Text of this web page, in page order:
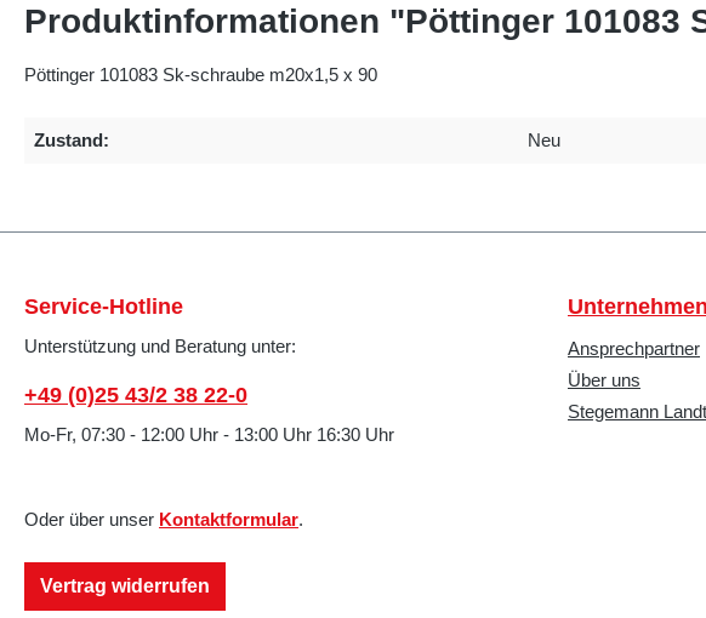
Produktinformationen "Pöttinger 101083
Pöttinger 101083 Sk-schraube m20x1,5 x 90
Zustand: Neu
Service-Hotline
Unterstützung und Beratung unter:
+49 (0)25 43/2 38 22-0
Mo-Fr, 07:30 - 12:00 Uhr - 13:00 Uhr 16:30 Uhr
Oder über unser Kontaktformular.
Vertrag widerrufen
Unternehmen
Ansprechpartner
Über uns
Stegemann